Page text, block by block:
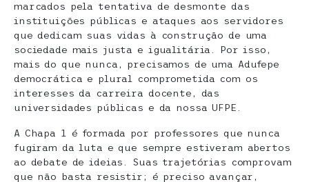
marcados pela tentativa de desmonte das
instituições públicas e ataques aos servidores
que dedicam suas vidas à construção de uma
sociedade mais justa e igualitária. Por isso,
mais do que nunca, precisamos de uma Adufepe
democrática e plural comprometida com os
interesses da carreira docente, das
universidades públicas e da nossa UFPE.
A Chapa 1 é formada por professores que nunca
fugiram da luta e que sempre estiveram abertos
ao debate de ideias. Suas trajetórias comprovam
que não basta resistir; é preciso avançar,